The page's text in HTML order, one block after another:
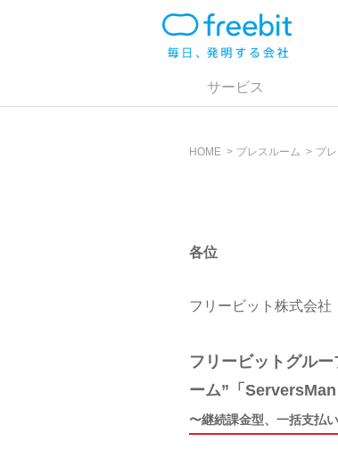
サービス
HOME プレスルーム プ
各位
フリービット株式会社
フリービットグル
ーム”「
〜継続課金型、一括支払